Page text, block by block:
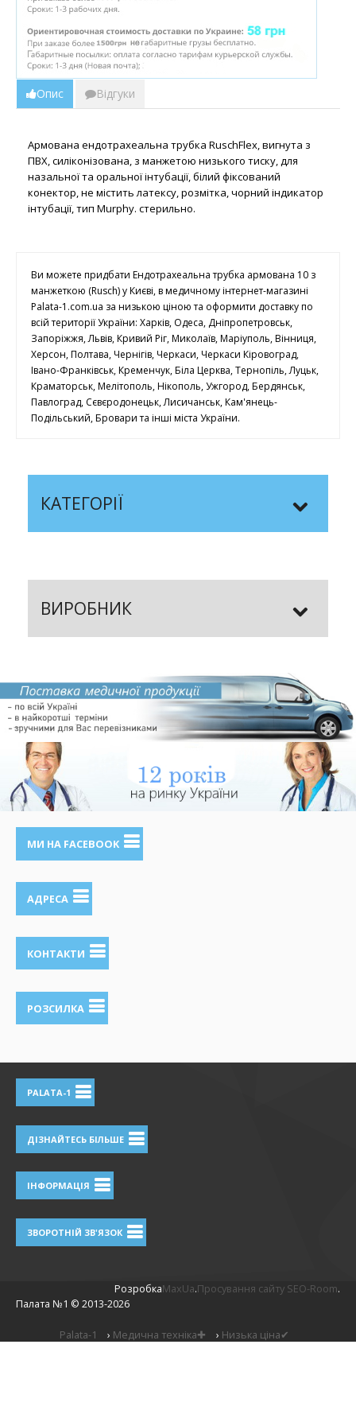
Опис Відгуки
Армована ендотрахеальна трубка RuschFlex, вигнута з
ПВХ, силіконізована, з манжетою низького тиску, для
назальної та оральної інтубації, білий фіксований
конектор, не містить латексу, розмітка, чорний індикатор
інтубації, тип Murphy. стерильно.
Ви можете придбати Ендотрахеальна трубка армована 10 з
манжеткою (Rusch) у Києві, в медичному інтернет-магазині
Palata-1.com.ua за низькою ціною та оформити доставку по
всій території України: Харків, Одеса, Дніпропетровськ,
Запоріжжя, Львів, Кривий Ріг, Миколаїв, Маріуполь, Вінниця,
Херсон, Полтава, Чернігів, Черкаси, Черкаси Кіровоград,
Івано-Франківськ, Кременчук, Біла Церква, Тернопіль, Луцьк,
Краматорськ, Мелітополь, Нікополь, Ужгород, Бердянськ,
Павлоград, Сєвєродонецьк, Лисичанськ, Кам'янець-
Подільський, Бровари та інші міста України.
КАТЕГОРІЇ
ВИРОБНИК
МИ НА FACEBOOK
АДРЕСА
КОНТАКТИ
РОЗСИЛКА
PALATA-1
ДІЗНАЙТЕСЬ БІЛЬШЕ
ІНФОРМАЦІЯ
ЗВОРОТНІЙ ЗВ'ЯЗОК
РозробкаMaxUa.Просування сайту SEO-Room.
Палата №1 © 2013-2026
Palata-1 › Медична техніка✚ › Низька ціна✔